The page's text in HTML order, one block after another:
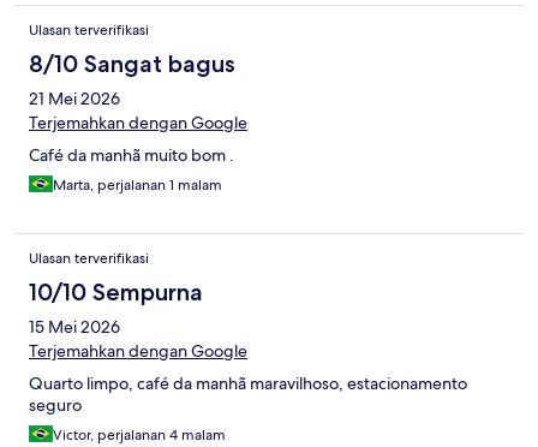
Ulasan terverifikasi
8/10 Sangat bagus
21 Mei 2026
Terjemahkan dengan Google
Café da manhã muito bom .
Marta, perjalanan 1 malam
Ulasan terverifikasi
10/10 Sempurna
15 Mei 2026
Terjemahkan dengan Google
Quarto limpo, café da manhã maravilhoso, estacionamento
seguro
Victor, perjalanan 4 malam